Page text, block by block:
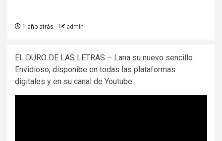
1 año atrás admin
EL DURO DE LAS LETRAS – Lana su nuevo sencillo
Envidioso, disponibe en todas las plataformas
digitales y en su canal de Youtube.